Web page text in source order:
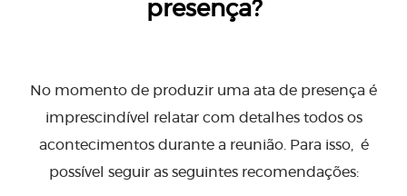
presença?
No momento de produzir uma ata de presença é
imprescindível relatar com detalhes todos os
acontecimentos durante a reunião. Para isso, é
possível seguir as seguintes recomendações: